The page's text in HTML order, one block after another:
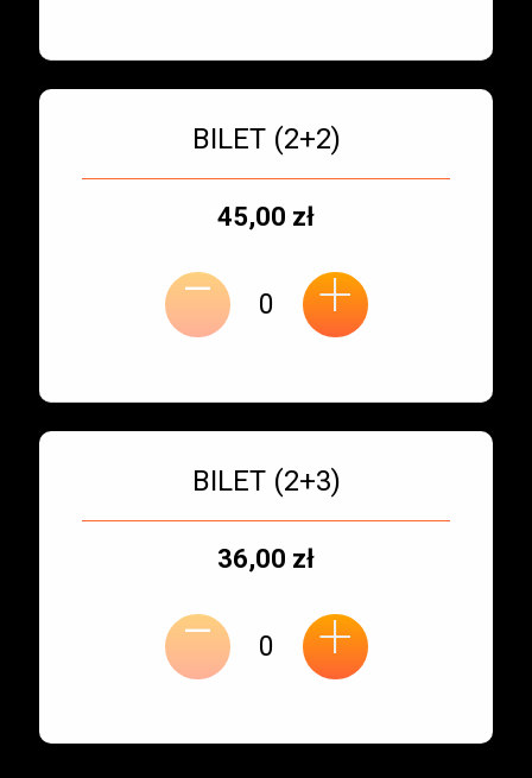
Bilet numer 3
Typ
biletu:
BILET (2+2)
Typ
Cena
45,00 zł
- +
Bilet numer 4
Typ
biletu:
BILET (2+3)
Typ
Cena
36,00 zł
- +